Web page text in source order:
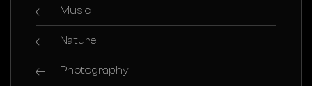
Music
Nature
Photography